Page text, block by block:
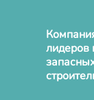
лидеров